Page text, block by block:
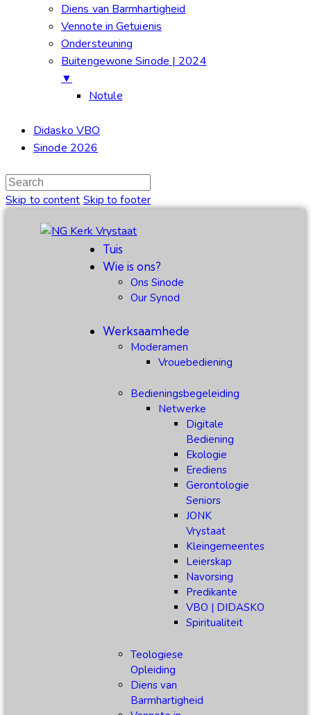
Diens van Barmhartigheid
Vennote in Getuienis
Ondersteuning
Buitengewone Sinode | 2024
▼
Notule
Didasko VBO
Sinode 2026
Skip to content Skip to footer
Tuis
Wie is ons?
Ons Sinode
Our Synod
Werksaamhede
Moderamen
Vrouebediening
Bedieningsbegeleiding
Netwerke
Digitale
Bediening
Ekologie
Erediens
Gerontologie
Seniors
JONK
Vrystaat
Kleingemeentes
Leierskap
Navorsing
Predikante
VBO | DIDASKO
Spiritualiteit
Teologiese
Opleiding
Diens van
Barmhartigheid